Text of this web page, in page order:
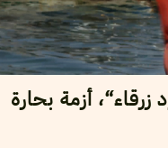
أزمة بحارة